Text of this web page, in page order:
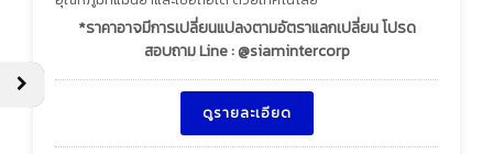
*ราคาอาจมีการเปลี่ยนแปลงตามอัตราแลกเปลี่ยน โปรด
สอบถาม Line : @siamintercorp
ดูรายละเอียด